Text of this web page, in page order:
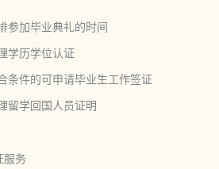
参加毕业典礼的时间
学历学位认证
条件的可申请毕业生工作签证
留学回国人员证明
服务